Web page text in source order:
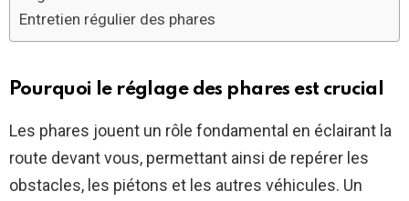
Entretien régulier des phares
Pourquoi le réglage des phares est crucial
Les phares jouent un rôle fondamental en éclairant la
route devant vous, permettant ainsi de repérer les
obstacles, les piétons et les autres véhicules. Un